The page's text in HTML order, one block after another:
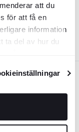
att du
för att få en
information
ta del av hur du